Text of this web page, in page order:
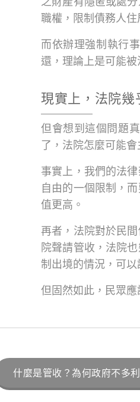
職權，限制債務人住
而依辦理強制執行
還，理論上是可能被
現實上，法院幾
但會想到這個問題
了，法院怎麼可能
事實上，我們的法
自由的一個限制，
值更高。
再者，法院對於民
院聲請管收，法院
制出境的情況，可
但固然如此，民眾
什麼是管收？為何政府不多